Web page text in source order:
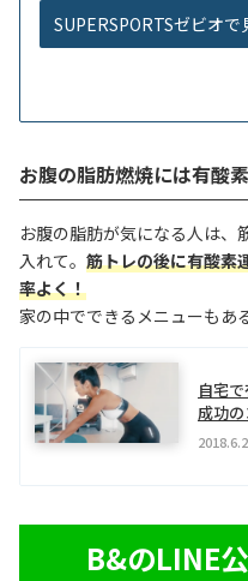
SUPERSPORTSゼビオで
お腹の脂肪燃焼には有酸
お腹の脂肪が気になる人は、
入れて。 筋トレの後に有酸素
率よく！
家の中でできるメニューもあ
自宅
成功の
B&のLINE